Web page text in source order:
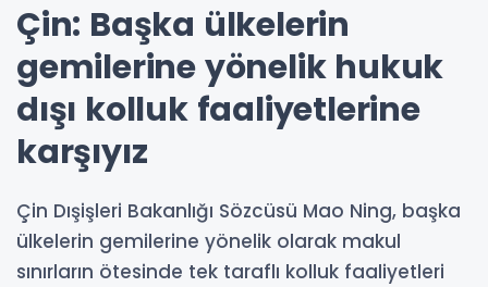
Çin: Başka ülkelerin
gemilerine yönelik hukuk
dışı kolluk faaliyetlerine
karşıyız
Çin Dışişleri Bakanlığı Sözcüsü Mao Ning, başka
ülkelerin gemilerine yönelik olarak makul
sınırların ötesinde tek taraflı kolluk faaliyetleri